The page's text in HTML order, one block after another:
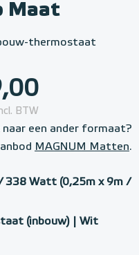
Maat
thermostaat
BTW
naar een ander formaat?
MAGNUM Matten.
338 Watt (0,25m x 9m /
(inbouw) | Wit